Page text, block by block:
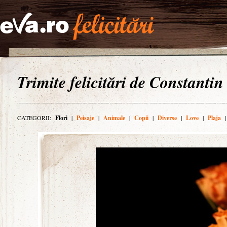
Trimite felicitări de
CATEGORII: Flori | Peisaje | Animale | Copii | Diverse | Love | Plaja |